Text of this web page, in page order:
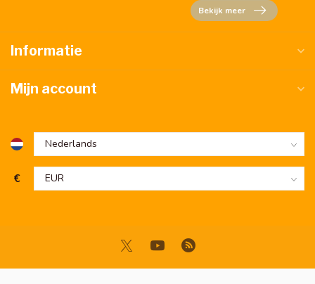
Bekijk meer
Informatie
Mijn account
€